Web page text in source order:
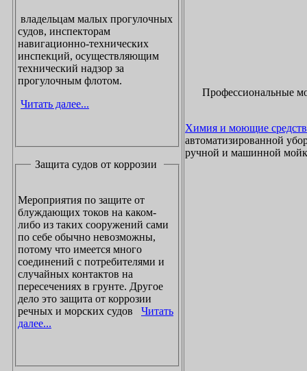
владельцам малых прогулочных
судов, инспекторам
навигационно-технических
инспекций, осуществляющим
технический надзор за
прогулочным флотом.
Читать далее...
Защита судов от коррозии
Мероприятия по защите от
блуждающих токов на каком-
либо из таких сооружений сами
по себе обычно невозможны,
потому что имеется много
соединений с потребителями и
случайных контактов на
пересечениях в грунте. Другое
дело это защита от коррозии
речных и морских судов Читать
далее...
Профессиональные
Химия и моющие
автоматизированной
ручной и машинной